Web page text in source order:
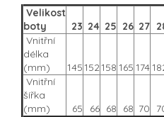
Velikost
boty
23 24 25 26 27
Vnitřní
délka
(mm)
145152158 165 174
Vnitřní
šířka
(mm)
65 66 68 68 70